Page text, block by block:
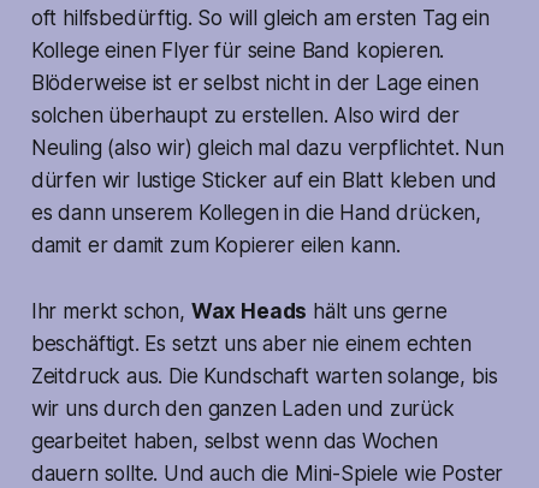
oft hilfsbedürftig. So will gleich am ersten Tag ein
Kollege einen Flyer für seine Band kopieren.
Blöderweise ist er selbst nicht in der Lage einen
solchen überhaupt zu erstellen. Also wird der
Neuling (also wir) gleich mal dazu verpflichtet. Nun
dürfen wir lustige Sticker auf ein Blatt kleben und
es dann unserem Kollegen in die Hand drücken,
damit er damit zum Kopierer eilen kann.
Ihr merkt schon, Wax Heads hält uns gerne
beschäftigt. Es setzt uns aber nie einem echten
Zeitdruck aus. Die Kundschaft warten solange, bis
wir uns durch den ganzen Laden und zurück
gearbeitet haben, selbst wenn das Wochen
dauern sollte. Und auch die Mini-Spiele wie Poster